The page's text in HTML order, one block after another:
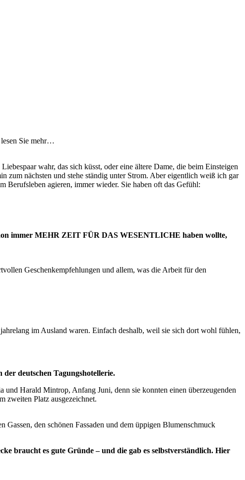
lesen Sie mehr…
wahr, das sich küsst, oder eine ältere Dame, die beim Einsteigen
zum nächsten und stehe ständig unter Strom. Aber eigentlich weiß ich gar
agieren, immer wieder. Sie haben oft das Gefühl:
immer MEHR ZEIT FÜR DAS WESENTLICHE haben wollte,
Geschenkempfehlungen und allem, was die Arbeit für den
im Ausland waren. Einfach deshalb, weil sie sich dort wohl fühlen,
deutschen Tagungshotellerie.
Harald Mintrop, Anfang Juni, denn sie konnten einen überzeugenden
zweiten Platz ausgezeichnet.
den schönen Fassaden und dem üppigen Blumenschmuck
braucht es gute Gründe – und die gab es selbstverständlich. Hier